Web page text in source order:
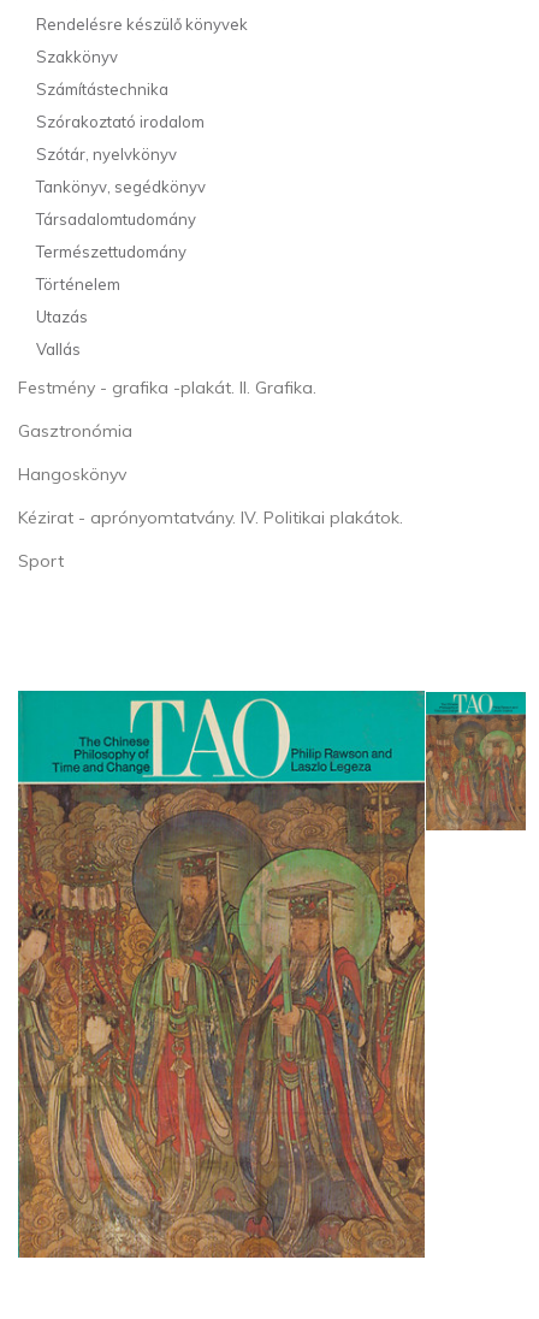
Rendelésre készülő könyvek
Szakkönyv
Számítástechnika
Szórakoztató irodalom
Szótár, nyelvkönyv
Tankönyv, segédkönyv
Társadalomtudomány
Természettudomány
Történelem
Utazás
Vallás
Festmény - grafika -plakát. II. Grafika.
Gasztronómia
Hangoskönyv
Kézirat - aprónyomtatvány. IV. Politikai plakátok.
Sport